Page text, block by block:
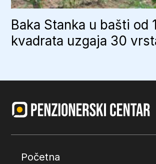
Baka Stanka u bašti od
kvadrata uzgaja 30
Početna